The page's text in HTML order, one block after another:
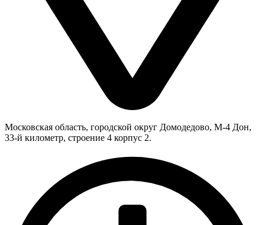
Московская область, городской округ Домодедово, М-4 Дон,
33-й километр, строение 4 корпус 2.